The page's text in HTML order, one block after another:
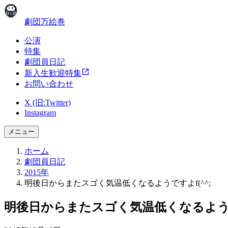
劇団万絵巻
公演
特集
劇団員日記
新入生歓迎特集
お問い合わせ
X (旧:Twitter)
Instagram
メニュー
ホーム
劇団員日記
2015年
明後日からまたスゴく気温低くなるようですよf(^^;
明後日からまたスゴく気温低くなるよ